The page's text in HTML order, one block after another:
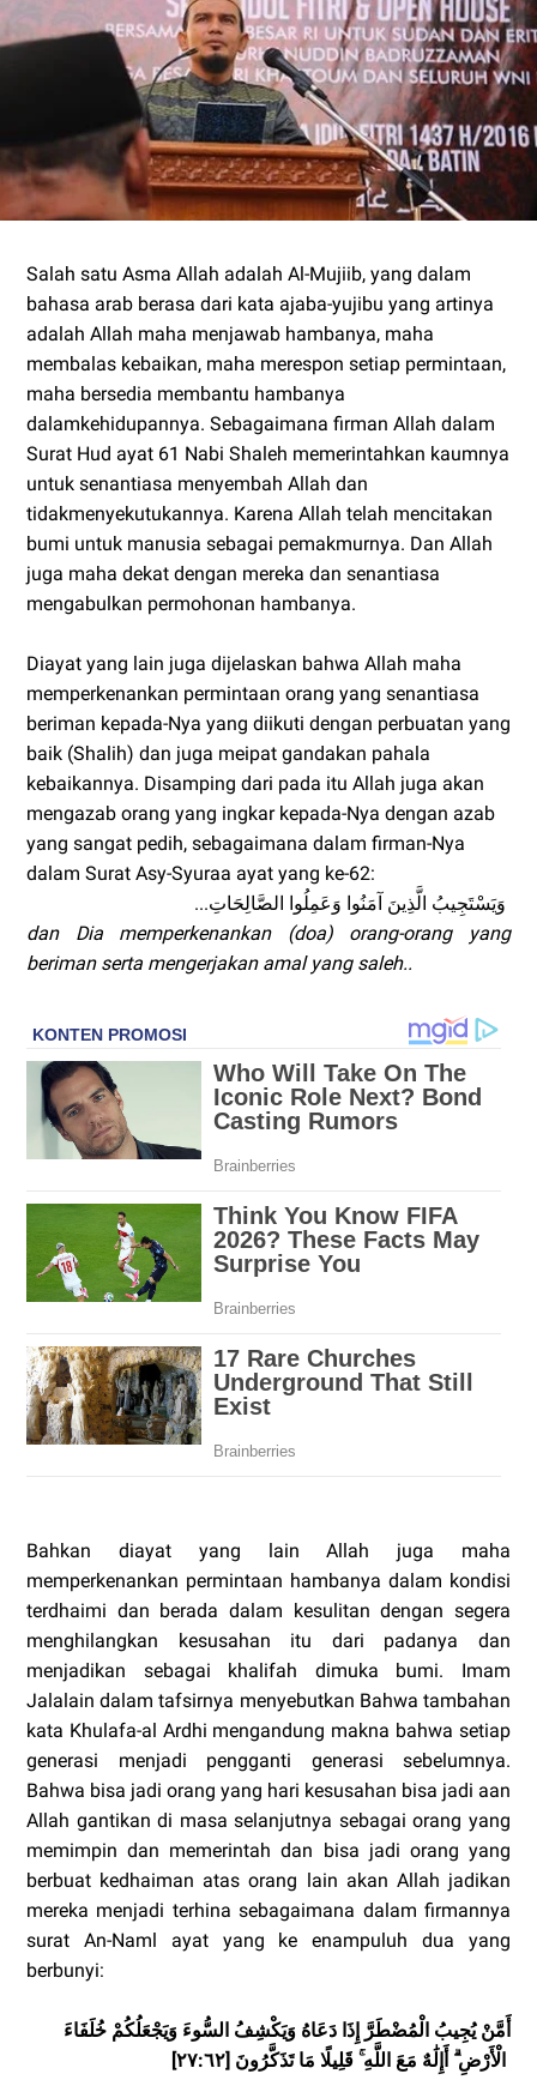
Salah satu Asma Allah adalah Al-Mujiib, yang dalam
bahasa arab berasa dari kata ajaba-yujibu yang artinya
adalah Allah maha menjawab hambanya, maha
membalas kebaikan, maha merespon setiap permintaan,
maha bersedia membantu hambanya
dalamkehidupannya. Sebagaimana firman Allah dalam
Surat Hud ayat 61 Nabi Shaleh memerintahkan kaumnya
untuk senantiasa menyembah Allah dan
tidakmenyekutukannya. Karena Allah telah mencitakan
bumi untuk manusia sebagai pemakmurnya. Dan Allah
juga maha dekat dengan mereka dan senantiasa
mengabulkan permohonan hambanya.
Diayat yang lain juga dijelaskan bahwa Allah maha
memperkenankan permintaan orang yang senantiasa
beriman kepada-Nya yang diikuti dengan perbuatan yang
baik (Shalih) dan juga meipat gandakan pahala
kebaikannya. Disamping dari pada itu Allah juga akan
mengazab orang yang ingkar kepada-Nya dengan azab
yang sangat pedih, sebagaimana dalam firman-Nya
dalam Surat Asy-Syuraa ayat yang ke-62:
dan Dia memperkenankan (doa) orang-orang yang
beriman serta mengerjakan amal yang saleh..
Bahkan diayat yang lain Allah juga maha
memperkenankan permintaan hambanya dalam kondisi
terdhaimi dan berada dalam kesulitan dengan segera
menghilangkan kesusahan itu dari padanya dan
menjadikan sebagai khalifah dimuka bumi. Imam
Jalalain dalam tafsirnya menyebutkan Bahwa tambahan
kata Khulafa-al Ardhi mengandung makna bahwa setiap
generasi menjadi pengganti generasi sebelumnya.
Bahwa bisa jadi orang yang hari kesusahan bisa jadi aan
Allah gantikan di masa selanjutnya sebagai orang yang
memimpin dan memerintah dan bisa jadi orang yang
berbuat kedhaiman atas orang lain akan Allah jadikan
mereka menjadi terhina sebagaimana dalam firmannya
surat An-Naml ayat yang ke enampuluh dua yang
berbunyi:
أَمَّنْ يُجِيبُ الْمُضْطَرَّ إِذَا دَعَاهُ وَيَكْشِفُ السُّوءَ وَيَجْعَلُكُمْ خُلَفَاءَ